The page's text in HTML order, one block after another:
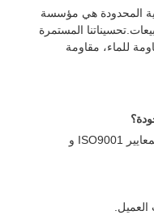
هي مؤسسة
المستمرة
مقاومة
ج: "الجودة هي الأولوية". مصنعنا معتمد بمعايير ISO9001 و